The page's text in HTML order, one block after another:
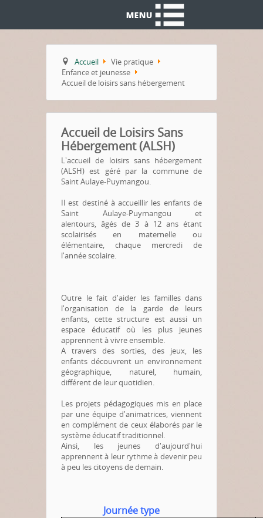
Accueil
Vie pratique
Enfance et jeunesse
Accueil de loisirs sans hébergement
Accueil de Loisirs Sans
Hébergement (ALSH)
L'accueil de loisirs sans hébergement
(ALSH)est géré par la commune de
Saint Aulaye-Puymangou.
Il est destiné à accueillir les enfants de
Saint Aulaye-Puymangou et
alentours, âgés de 3 à 12 ans étant
scolairisés en maternelle ou
élémentaire, chaque mercredi de
l'année scolaire.
Outre le fait d'aider les familles dans
l'organisation de la garde de leurs
enfants, cette structure est aussi un
espace éducatif où les plus jeunes
apprennent à vivre ensemble.
A travers des sorties, des jeux, les
enfants découvrent un environnement
géographique, naturel, humain,
différent de leur quotidien.
Les projets pédagogiques mis en place
par une équipe d'animatrices, viennent
en complément de ceux élaborés par le
système éducatif traditionnel.
Ainsi, les jeunes d'aujourd'hui
apprennent à leur rythme à devenir peu
à peu les citoyens de demain.
Journée type